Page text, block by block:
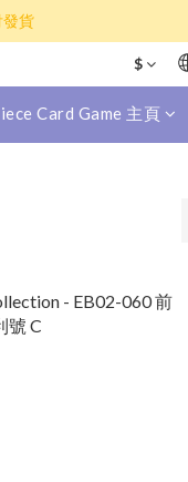
境內)
貨
$
Card Game 主頁